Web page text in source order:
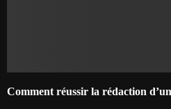
Comment réussir la rédaction